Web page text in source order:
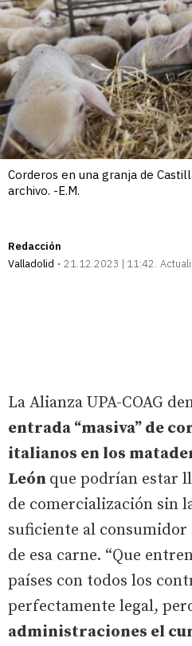
Corderos en una granja de
archivo. -E.M.
Redacción
Valladolid
21.12.2023 | 11:42
La Alianza UPA-COAG
entrada “masiva” de
italianos en los
León que podrían estar
de comercialización sin
suficiente al consumidor
de esa carne. “Que
países con todos los
perfectamente legal,
administraciones el